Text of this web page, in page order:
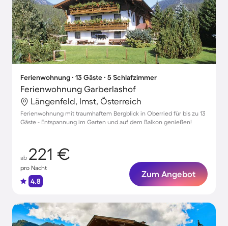
Ferienwohnung ∙ 13 Gäste ∙ 5 Schlafzimmer
Ferienwohnung Garberlashof
Längenfeld, Imst, Österreich
Ferienwohnung mit traumhaftem Bergblick in Oberried für bis zu 13
Gäste - Entspannung im Garten und auf dem Balkon genießen!
ab 221 €
pro Nacht
4.8
Zum Angebot